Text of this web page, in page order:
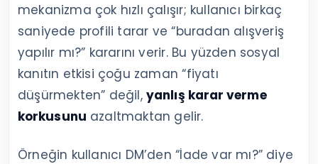
mekanizma çok hızlı çalışır; kullanıcı birkaç
saniyede profili tarar ve “buradan alışveriş
yapılır mı?” kararını verir. Bu yüzden sosyal
kanıtın etkisi çoğu zaman “fiyatı
düşürmekten” değil,yanlış karar verme
korkusunu azaltmaktan gelir.
Örneğin kullanıcı DM’den “İade var mı?” diye